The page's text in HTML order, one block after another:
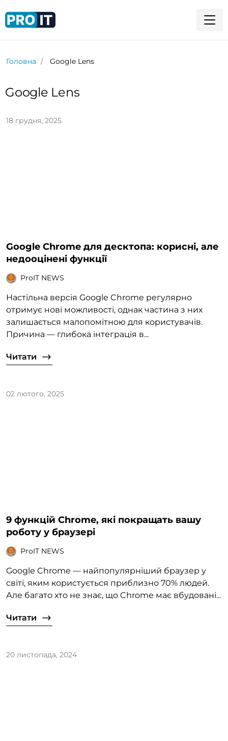
Головна Google Lens
Google Lens
18 грудня, 2025
Google Chrome для десктопа: корисні, але
недооцінені функції
ProIT NEWS
Настільна версія Google Chrome регулярно
отримує нові можливості, однак частина з них
залишається малопомітною для користувачів.
Причина — глибока інтеграція в...
Читати
02 лютого, 2025
9 функцій Chrome, які покращать вашу
роботу у браузері
ProIT NEWS
Google Chrome — найпопулярніший браузер у
світі, яким користується приблизно 70% людей.
Але багато хто не знає, що Chrome має вбудовані...
Читати
20 листопада, 2024